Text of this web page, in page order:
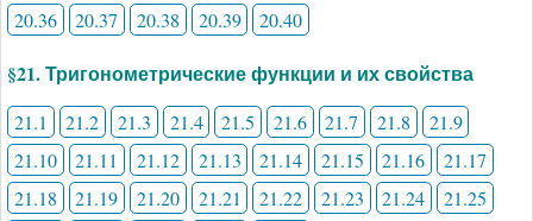
20.36
20.37 20.38 20.39 20.40
§21. Тригонометрические функции и их свойства
21.1 21.2 21.3 21.4 21.5 21.6 21.7 21.8
21.9
21.10
21.11 21.12 21.13 21.14 21.15 21.16
21.17
21.18
21.19 21.20 21.21 21.22 21.23 21.24
21.25